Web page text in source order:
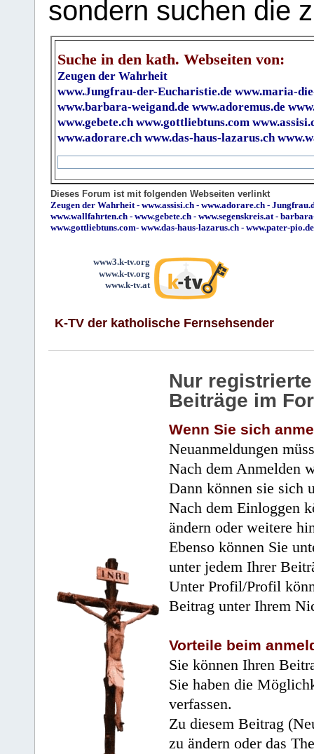
sondern suchen die
Suche in den kath. Webseiten von:
Zeugen der Wahrheit
www.Jungfrau-der-Eucharistie.de www.maria-
www.barbara-weigand.de www.adoremus.de
www.gebete.ch www.gottliebtuns.com
www.adorare.ch www.das-haus-lazarus.ch
Dieses Forum ist mit folgenden Webseiten verlinkt
Zeugen der Wahrheit- www.assisi.ch - www.adorare.ch -
www.wallfahrten.ch - www.gebete.ch - www.segenskreis.at-
www.gottliebtuns.com- www.das-haus-lazarus.ch - www.pater-pio.de
www3.k-tv.org
www.k-tv.org
www.k-tv.at
K-TV der katholische Fernsehsender
Nur
Beiträge im
Wenn Sie sich
Neuanmeldungen
Nach dem Anmelden
Dann können sie sich
Nach dem Einloggen
ändern oder weitere
Ebenso können Sie
unter jedem Ihrer
Unter Profil/Profil
Beitrag unter Ihrem
Vorteile beim
Sie können Ihren
Sie haben die
verfassen.
Zu diesem Beitrag
zu ändern oder das